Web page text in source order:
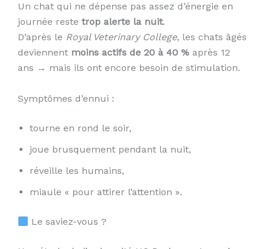
Un chat qui ne dépense pas assez d’énergie en
journée reste trop alerte la nuit.
D’après le Royal Veterinary College, les chats âgés
deviennent moins actifs de 20 à 40 % après 12
ans → mais ils ont encore besoin de stimulation.
Symptômes d’ennui :
tourne en rond le soir,
joue brusquement pendant la nuit,
réveille les humains,
miaule « pour attirer l’attention ».
Le saviez-vous ?